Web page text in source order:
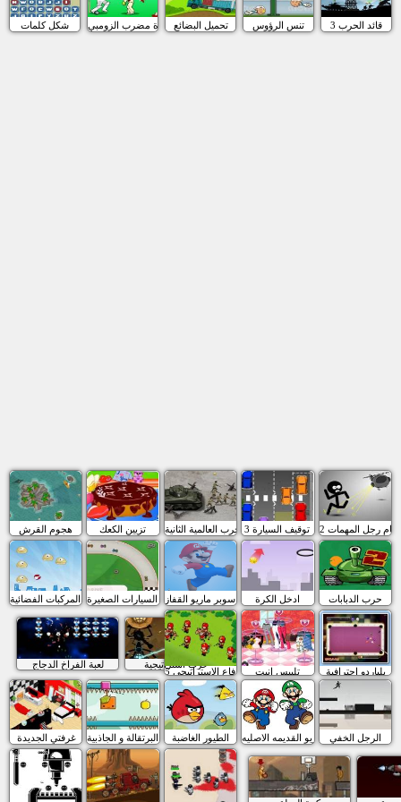
شكل كلمات كرة مضرب الزومبي تحميل البضائع تنس الرؤوس قائد الحرب 3
هجوم القرش تزيين الكعك الحرب العالمية الثانية 3 توقيف السيارة سام رجل المهمات 2
فجر المركبات الفضائيةسباق السيارات الصغيرةلعبة سوبر ماريو القفاز ادخل الكرة حرب الدبابات
لعبة الفراخ الدجاج حرب استراتيجية
الدفاع الاستراتيجي 5 تلبيس انيت بلياردو احترافية
غرفتي الجديدة البرتقالة و الجاذبية الطيور الغاضبة لعبة ماريو القديمه الاصليهالرجل الخفي